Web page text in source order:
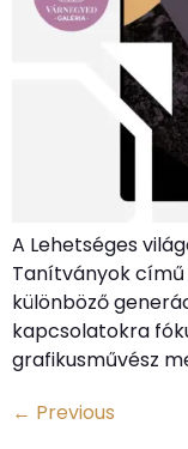
A Lehetséges
Tanítványok
különböző
kapcsolatokra
grafikusművész
← Previous